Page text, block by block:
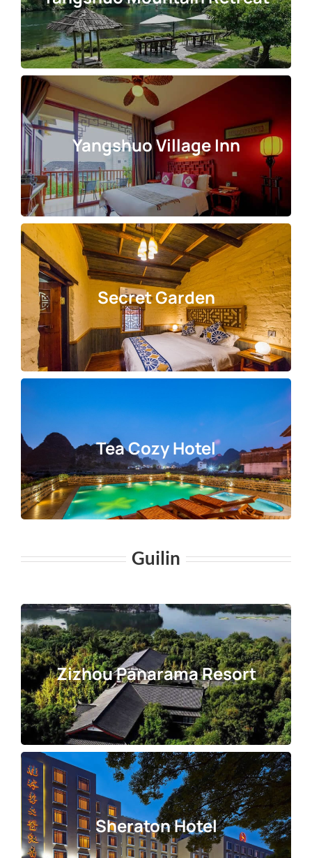
Yangshuo Village Inn
Secret Garden
Tea Cozy Hotel
Guilin
Zizhou Panarama Resort
Sheraton Hotel